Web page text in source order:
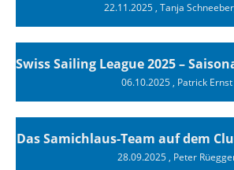
22.11.2025, Tanja
06.10.2025, Patrick Ernst
Das Samichlaus-Team auf dem
28.09.2025, Peter